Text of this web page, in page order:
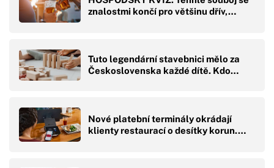
znalostmi končí pro většinu dřív,…
Tuto legendární stavebnici mělo za
Československa každé dítě. Kdo…
Nové platební terminály okrádají
klienty restaurací o desítky korun.…